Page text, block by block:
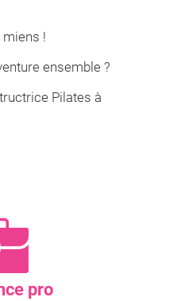
!
ensemble ?
Pilates à
pro